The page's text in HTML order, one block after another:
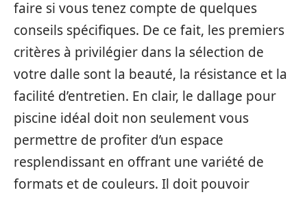
faire si vous tenez compte de quelques
conseils spécifiques. De ce fait, les premiers
critères à privilégier dans la sélection de
votre dalle sont la beauté, la résistance et la
facilité d’entretien. En clair, le dallage pour
piscine idéal doit non seulement vous
permettre de profiter d’un espace
resplendissant en offrant une variété de
formats et de couleurs. Il doit pouvoir